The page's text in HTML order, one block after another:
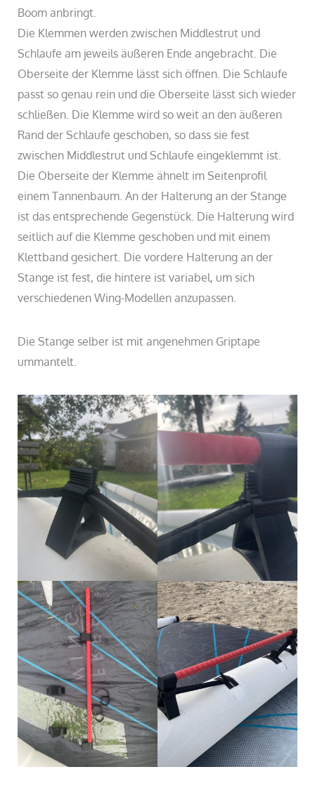
Boom anbringt.
Die Klemmen werden zwischen Middlestrut und
Schlaufe am jeweils äußeren Ende angebracht. Die
Oberseite der Klemme lässt sich öffnen. Die Schlaufe
passt so genau rein und die Oberseite lässt sich wieder
schließen. Die Klemme wird so weit an den äußeren
Rand der Schlaufe geschoben, so dass sie fest
zwischen Middlestrut und Schlaufe eingeklemmt ist.
Die Oberseite der Klemme ähnelt im Seitenprofil
einem Tannenbaum. An der Halterung an der Stange
ist das entsprechende Gegenstück. Die Halterung wird
seitlich auf die Klemme geschoben und mit einem
Klettband gesichert. Die vordere Halterung an der
Stange ist fest, die hintere ist variabel, um sich
verschiedenen Wing-Modellen anzupassen.
Die Stange selber ist mit angenehmen Griptape
ummantelt.